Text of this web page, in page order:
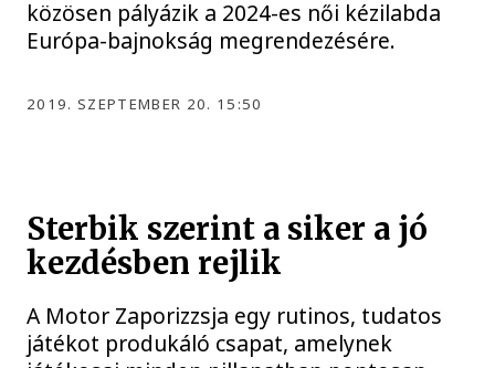
közösen pályázik a 2024-es női kézilabda
Európa-bajnokság megrendezésére.
2019. SZEPTEMBER 20. 15:50
Sterbik szerint a siker a jó
kezdésben rejlik
A Motor Zaporizzsja egy rutinos, tudatos
játékot produkáló csapat, amelynek